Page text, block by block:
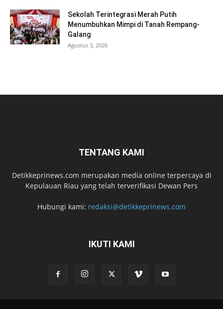
Sekolah Terintegrasi Merah Putih
Menumbuhkan Mimpi di Tanah Rempang-
Galang
Agustus 3, 2026
TENTANG KAMI
Detikkeprinews.com merupakan media online terpercaya di
Kepulauan Riau yang telah terverifikasi Dewan Pers
Hubungi kami: redaksi@detikkeprinews.com
IKUTI KAMI